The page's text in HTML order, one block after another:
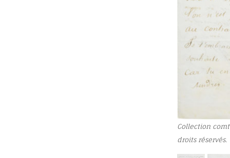
Collection
droits réservés.